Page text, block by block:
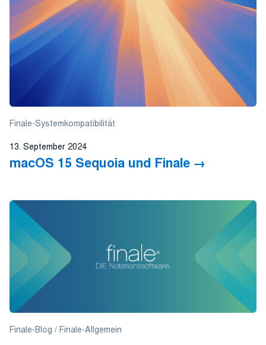
Finale-Systemkompatibilität
13. September 2024
macOS 15 Sequoia und Finale
Finale-Blog
Finale-Allgemein